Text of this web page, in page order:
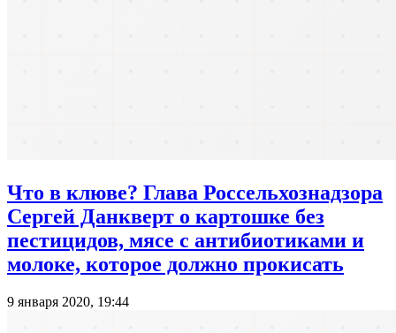
Что в клюве? Глава Россельхознадзора
Сергей Данкверт о картошке без
пестицидов, мясе с антибиотиками и
молоке, которое должно прокисать
9 января 2020, 19:44